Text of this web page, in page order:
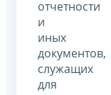
отчетности
и
иных
документов,
служащих
для